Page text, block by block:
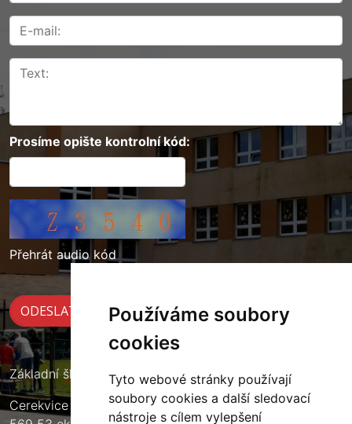
Používáme soubory
cookies
Tyto webové stránky používají
soubory cookies a další sledovací
nástroje s cílem vylepšení
Prosíme opište kontrolní kód:
Přehrát audio kód
Základní škola Cerekvice nad Loučnou
Cerekvice nad Loučnou 135